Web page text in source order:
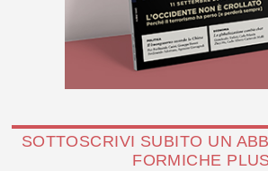
SOTTOSCRIVI SUBITO UN
FORMICHE PLUS